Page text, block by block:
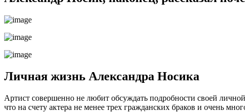
Личная жизнь Александра Носика
Артист совершенно не любит обсуждать подробности своей
что на счету актера не менее трех гражданских браков и очень